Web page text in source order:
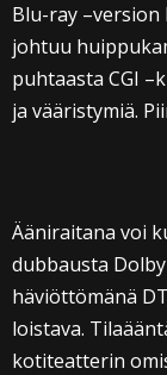
Blu-ray –version
johtuu
puhtaasta CGI
ja vääristymiä.
Ääniraitana voi
dubbausta
häviöttömänä
loistava.
kotiteatterin